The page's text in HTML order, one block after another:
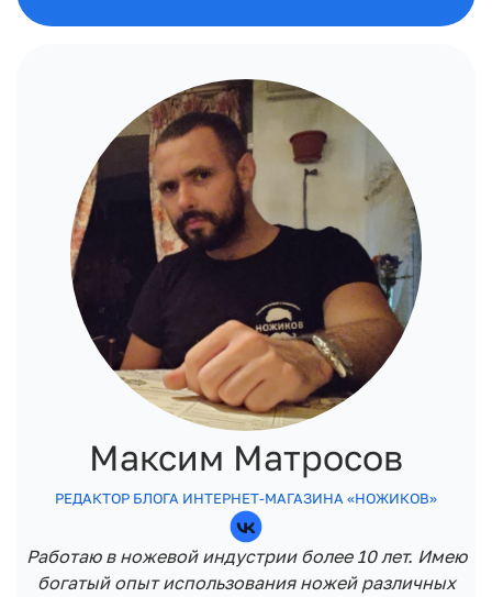
Максим Матросов
РЕДАКТОР БЛОГА ИНТЕРНЕТ-МАГАЗИНА «НОЖИКОВ»
Работаю в ножевой индустрии более 10 лет. Имею
богатый опыт использования ножей различных